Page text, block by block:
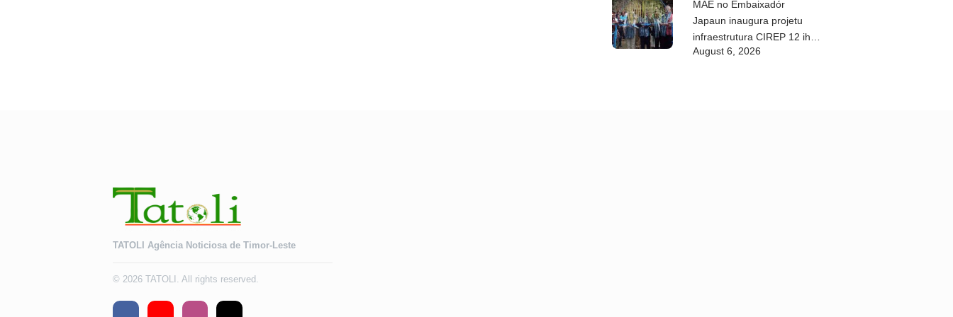
MAE no Embaixadór
Japaun inaugura projetu
infraestrutura CIREP 12 iha
Nítibe
August 6, 2026
TATOLI Agência Noticiosa de Timor-Leste
© 2026 TATOLI. All rights reserved.